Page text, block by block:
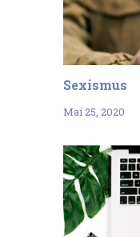
Sexismus
Mai 25, 2020